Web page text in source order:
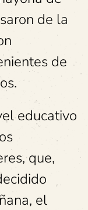
de la
de
educativo
que,
el